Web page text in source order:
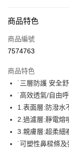
全家取貨付款
免運費
免運費
商品特色
商品編號
7574763
商品特色
˙三層防護 安全
˙高效透氣/自由
1.表面層:防潑水
2.過濾層:靜電熔
3.親膚層:超柔細
˙可塑性鼻樑條